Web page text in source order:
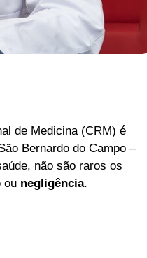
de Medicina (CRM) é
Bernardo do Campo –
não são raros os
ou negligência.